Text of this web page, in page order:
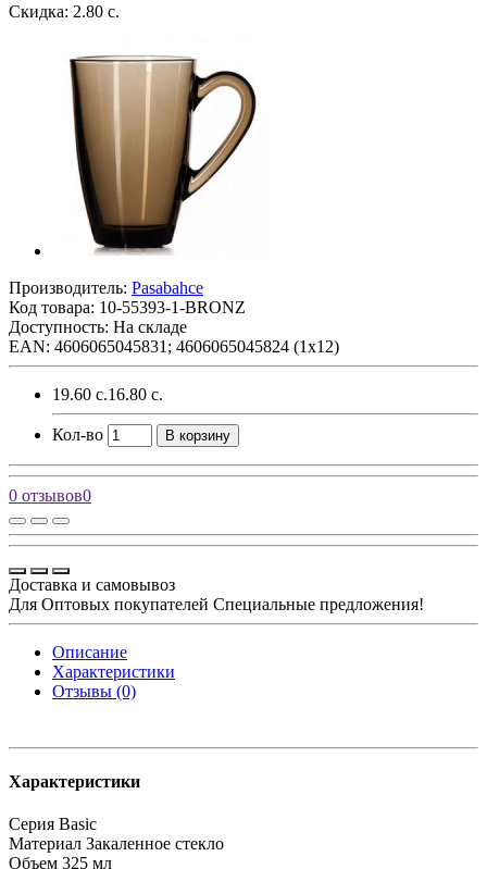
Скидка: 2.80 с.
Производитель: Pasabahce
Код товара: 10-55393-1-BRONZ
Доступность: На складе
EAN: 4606065045831; 4606065045824 (1х12)
19.60 с.16.80 с.
Кол-во В корзину
0 отзывов0
Доставка и самовывоз
Для Оптовых покупателей Специальные предложения!
Описание
Характеристики
Отзывы (0)
Характеристики
Серия Basic
Материал Закаленное стекло
Объем 325 мл